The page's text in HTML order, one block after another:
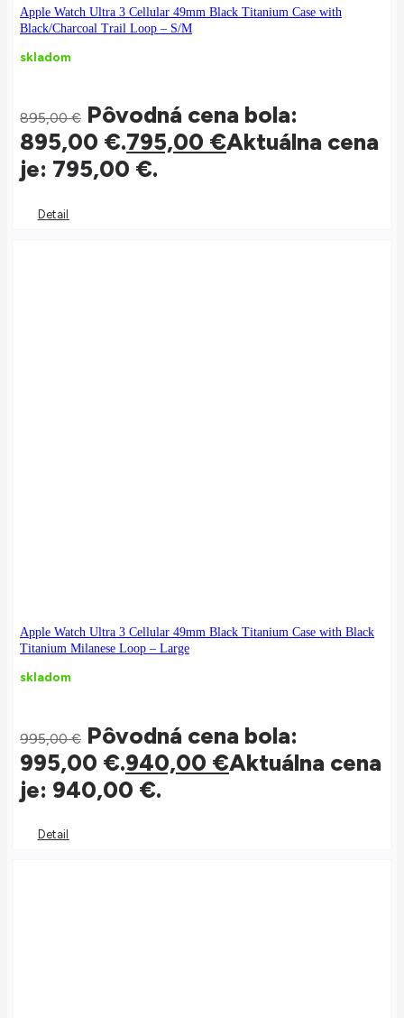
Apple Watch Ultra 3 Cellular 49mm Black Titanium Case with
Black/Charcoal Trail Loop – S/M
skladom
895,00€ Pôvodná cena bola:
895,00 €.795,00 €Aktuálna cena
je: 795,00 €.
Detail
Apple Watch Ultra 3 Cellular 49mm Black Titanium Case with Black
Titanium Milanese Loop – Large
skladom
995,00€ Pôvodná cena bola:
995,00 €.940,00 €Aktuálna cena
je: 940,00 €.
Detail